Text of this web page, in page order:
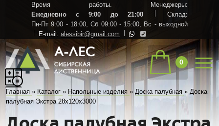
Время работы. Менеджеры:
Ежедневно с 9:00 до 21:00
Склад:
Пн-Пт 9:00 - 18:00, Сб 09:00 - 15:00, Вс - выходной
E-mail: alessibir@gmail.com
0
Главная » Каталог » Напольные изделия »Доска палубная »Доска
палубная Экстра 28х120х3000